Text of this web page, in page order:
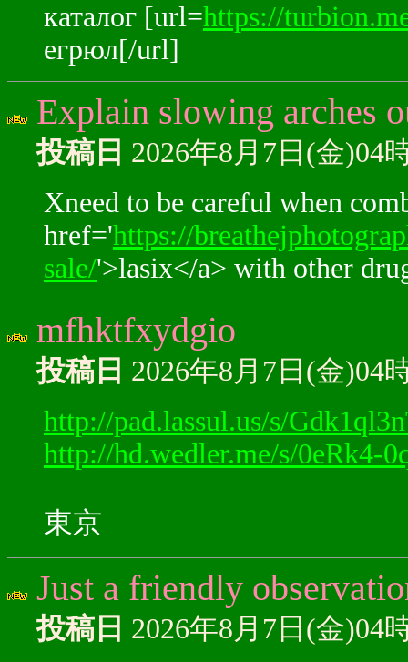
каталог [url=https://
егрюл[/url]
Explain slowing arches
投稿日 2026年8月7日(金)04
Xneed to be careful when
href='https://
sale/'>lasix</a> with other
mfhktfxydgio
投稿日 2026年8月7日(金)04
http://pad.lassul.us/s/
http://hd.wedler.me/s/0eRk4-
東京
Just a friendly
投稿日 2026年8月7日(金)04